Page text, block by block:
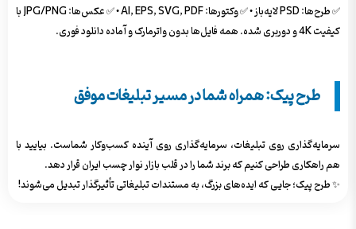
✅ طرح‌ها: PSD لایه‌باز • ✅ وکتورها: AI, EPS, SVG, PDF • ✅ عکس‌ها: JPG/PNG با
کیفیت 4K و دوربری شده. همه فایل‌ها بدون واترمارک و آماده دانلود فوری.
طرح پیک: همراه شما در مسیر تبلیغات موفق
سرمایه‌گذاری روی تبلیغات، سرمایه‌گذاری روی آینده کسب‌وکار شماست. بیایید با
هم راهکاری طراحی کنیم که برند شما را در قلب بازار نوار چسب ایران قرار دهد.
✨ طرح پیک؛ جایی که ایده‌های بزرگ، به مستندات تبلیغاتی تأثیرگذار تبدیل می‌شوند!